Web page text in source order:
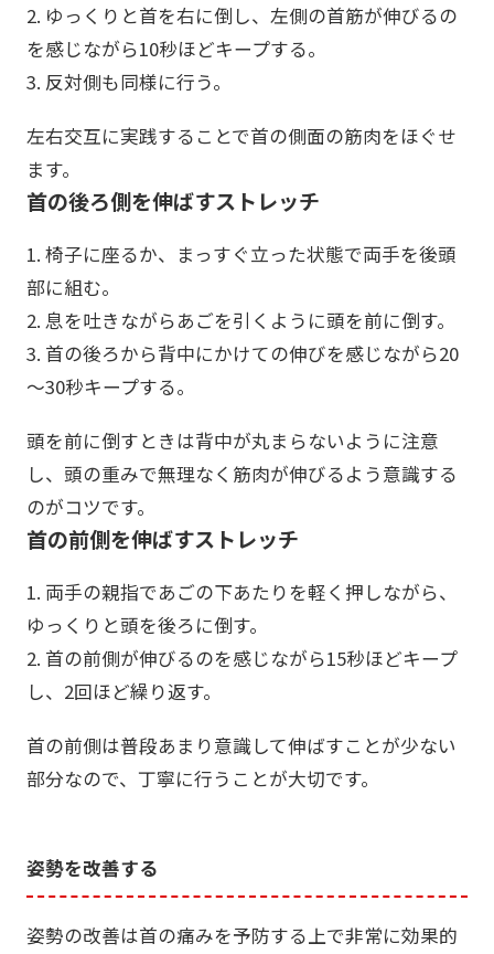
2. ゆっくりと首を右に倒し、左側の首筋が伸びるの
を感じながら10秒ほどキープする。
3. 反対側も同様に行う。
左右交互に実践することで首の側面の筋肉をほぐせ
ます。
首の後ろ側を伸ばすストレッチ
1. 椅子に座るか、まっすぐ立った状態で両手を後頭
部に組む。
2. 息を吐きながらあごを引くように頭を前に倒す。
3. 首の後ろから背中にかけての伸びを感じながら20
～30秒キープする。
頭を前に倒すときは背中が丸まらないように注意
し、頭の重みで無理なく筋肉が伸びるよう意識する
のがコツです。
首の前側を伸ばすストレッチ
1. 両手の親指であごの下あたりを軽く押しながら、
ゆっくりと頭を後ろに倒す。
2. 首の前側が伸びるのを感じながら15秒ほどキープ
し、2回ほど繰り返す。
首の前側は普段あまり意識して伸ばすことが少ない
部分なので、丁寧に行うことが大切です。
姿勢を改善する
姿勢の改善は首の痛みを予防する上で非常に効果的